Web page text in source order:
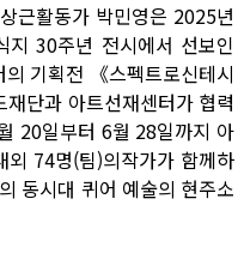
근활동가 박민영은 2025년
30주년 전시에서 선보인
기획전 《스펙트로신테시
단과 아트선재센터가 협력
20일부터 6월 28일까지 아
외 74명(팀)의작가가 함께하
동시대 퀴어 예술의 현주소